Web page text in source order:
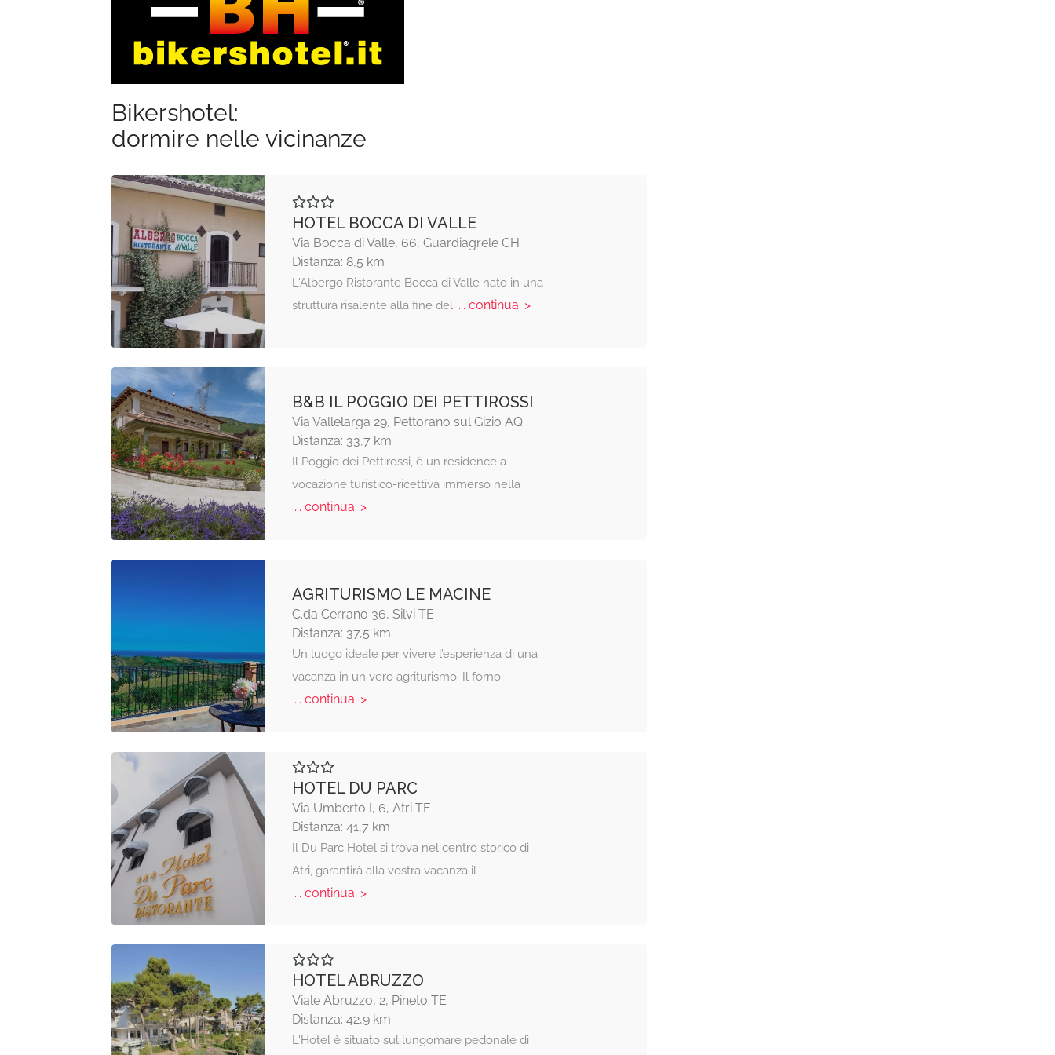
Bikershotel:
dormire nelle vicinanze
HOTEL BOCCA DI VALLE
Via Bocca di Valle, 66, Guardiagrele CH
Distanza: 8,5 km
L'Albergo Ristorante Bocca di Valle nato in una
struttura risalente alla fine del... continua: >
B&B IL POGGIO DEI PETTIROSSI
Via Vallelarga 29, Pettorano sul Gizio AQ
Distanza: 33,7 km
Il Poggio dei Pettirossi, è un residence a
vocazione turistico-ricettiva immerso nella
... continua: >
AGRITURISMO LE MACINE
C.da Cerrano 36, Silvi TE
Distanza: 37,5 km
Un luogo ideale per vivere l’esperienza di una
vacanza in un vero agriturismo. Il forno
... continua: >
HOTEL DU PARC
Via Umberto I, 6, Atri TE
Distanza: 41,7 km
Il Du Parc Hotel si trova nel centro storico di
Atri, garantirà alla vostra vacanza il
... continua: >
HOTEL ABRUZZO
Viale Abruzzo, 2, Pineto TE
Distanza: 42,9 km
L'Hotel è situato sul lungomare pedonale di